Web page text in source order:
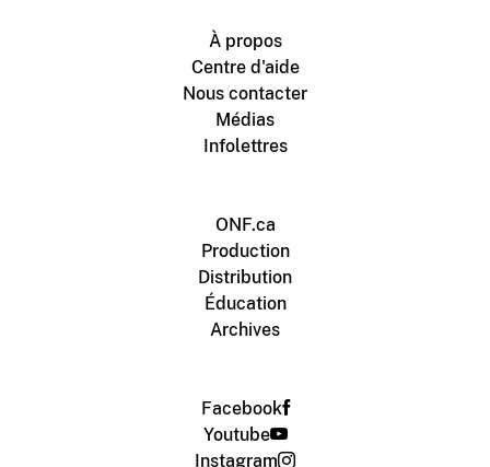
À propos
Centre d'aide
Nous contacter
Médias
Infolettres
ONF.ca
Production
Distribution
Éducation
Archives
Facebook
Youtube
Instagram